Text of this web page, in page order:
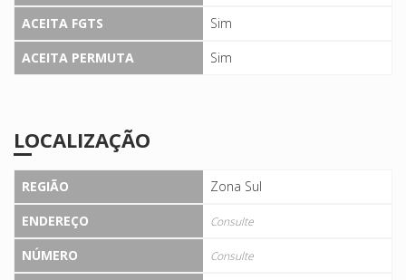
ACEITA FGTS
Sim
ACEITA PERMUTA
Sim
LOCALIZAÇÃO
REGIÃO
Zona Sul
ENDEREÇO
Consulte
NÚMERO Consulte